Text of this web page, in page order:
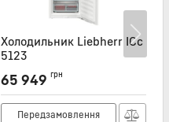
Холодильник Liebherr ICc
5123
ICC5123
65 949 грн
Передзамовлення